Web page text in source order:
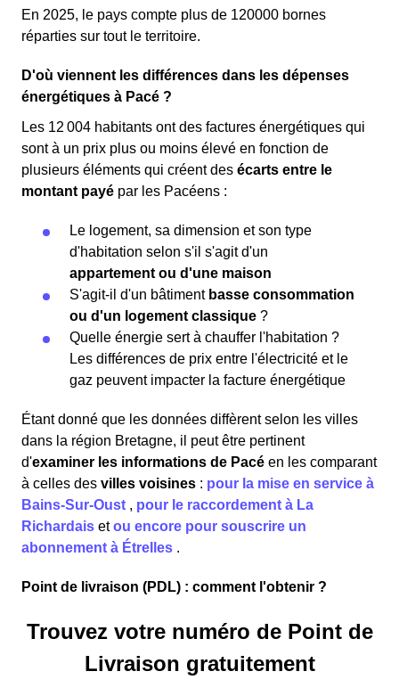
En 2025, le pays compte plus de 120000 bornes
réparties sur tout le territoire.
D'où viennent les différences dans les dépenses
énergétiques à Pacé ?
Les 12 004 habitants ont des factures énergétiques qui
sont à un prix plus ou moins élevé en fonction de
plusieurs éléments qui créent des écarts entre le
montant payé par les Pacéens :
Le logement, sa dimension et son type
d'habitation selon s'il s'agit d'un
appartement ou d'une maison
S'agit-il d'un bâtiment basse consommation
ou d'un logement classique ?
Quelle énergie sert à chauffer l'habitation ?
Les différences de prix entre l'électricité et le
gaz peuvent impacter la facture énergétique
Étant donné que les données diffèrent selon les villes
dans la région Bretagne, il peut être pertinent
d'examiner les informations de Pacé en les comparant
à celles des villes voisines : pour la mise en service à
Bains-Sur-Oust , pour le raccordement à La
Richardais etou encore pour souscrire un
abonnement à Étrelles .
Point de livraison (PDL) : comment l'obtenir ?